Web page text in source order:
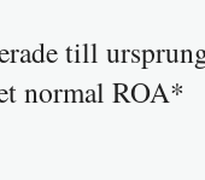
till
givet